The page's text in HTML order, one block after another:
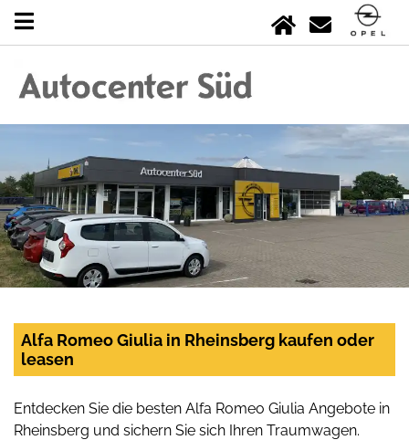
Alfa Romeo Giulia in Rheinsberg kaufen oder
leasen
Entdecken Sie die besten Alfa Romeo Giulia Angebote in
Rheinsberg und sichern Sie sich Ihren Traumwagen.